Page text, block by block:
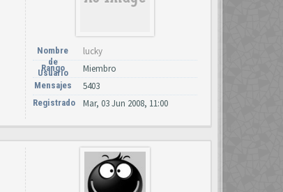
Nombre
de
Usuario
lucky
Rango Miembro
Mensajes 5403
Registrado Mar, 03 Jun 2008, 11:00